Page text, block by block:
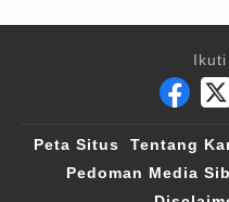
Peta Situs Tentang
Pedoman Media